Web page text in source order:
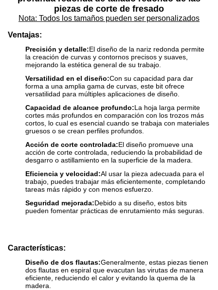
piezas de corte de fresado
Nota: Todos los tamaños pueden ser personalizados
Ventajas:
Precisión y detalle:El diseño de la nariz redonda permite
la creación de curvas y contornos precisos y suaves,
mejorando la estética general de su trabajo.
Versatilidad en el diseño:Con su capacidad para dar
forma a una amplia gama de curvas, este bit ofrece
versatilidad para múltiples aplicaciones de diseño.
Capacidad de alcance profundo:La hoja larga permite
cortes más profundos en comparación con los trozos más
cortos, lo cual es esencial cuando se trabaja con materiales
gruesos o se crean perfiles profundos.
Acción de corte controlada:El diseño promueve una
acción de corte controlada, reduciendo la probabilidad de
desgarro o astillamiento en la superficie de la madera.
Eficiencia y velocidad:Al usar la pieza adecuada para el
trabajo, puedes trabajar más eficientemente, completando
tareas más rápido y con menos esfuerzo.
Seguridad mejorada:Debido a su diseño, estos bits
pueden fomentar prácticas de enrutamiento más seguras.
Características:
Diseño de dos flautas:Generalmente, estas piezas tienen
dos flautas en espiral que evacutan las virutas de manera
eficiente, reduciendo el calor y evitando la quema de la
madera.